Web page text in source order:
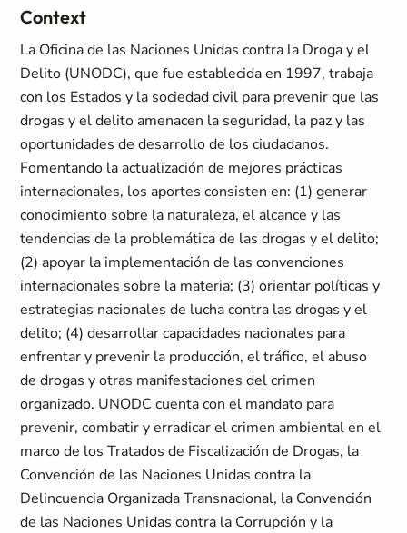
Context
La Oficina de las Naciones Unidas contra la Droga y el
Delito (UNODC), que fue establecida en 1997, trabaja
con los Estados y la sociedad civil para prevenir que las
drogas y el delito amenacen la seguridad, la paz y las
oportunidades de desarrollo de los ciudadanos.
Fomentando la actualización de mejores prácticas
internacionales, los aportes consisten en: (1) generar
conocimiento sobre la naturaleza, el alcance y las
tendencias de la problemática de las drogas y el delito;
(2) apoyar la implementación de las convenciones
internacionales sobre la materia; (3) orientar políticas y
estrategias nacionales de lucha contra las drogas y el
delito; (4) desarrollar capacidades nacionales para
enfrentar y prevenir la producción, el tráfico, el abuso
de drogas y otras manifestaciones del crimen
organizado. UNODC cuenta con el mandato para
prevenir, combatir y erradicar el crimen ambiental en el
marco de los Tratados de Fiscalización de Drogas, la
Convención de las Naciones Unidas contra la
Delincuencia Organizada Transnacional, la Convención
de las Naciones Unidas contra la Corrupción y la